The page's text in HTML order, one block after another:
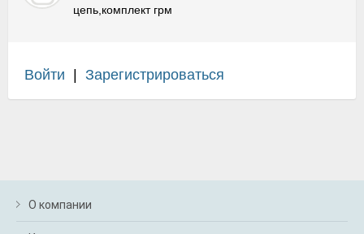
цепь,комплект грм
Войти Зарегистрироваться
О компании